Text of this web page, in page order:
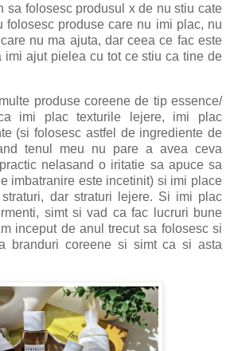
sa folosesc produsul x de nu stiu cate
folosesc produse care nu imi plac, nu
nu ma ajuta, dar ceea ce fac este
imi ajut pielea cu tot ce stiu ca tine de
produse coreene de tip essence/
imi plac texturile lejere, imi plac
(si folosesc astfel de ingrediente de
tenul meu nu pare a avea ceva
nelasand o iritatie sa apuce sa
imbatranire este incetinit) si imi place
dar straturi lejere. Si imi plac
simt si vad ca fac lucruri bune
inceput de anul trecut sa folosesc si
branduri coreene si simt ca si asta